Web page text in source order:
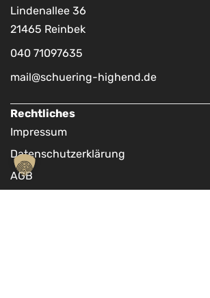
Lindenallee 36
21465 Reinbek
040 71097635
mail@schuering-highend.de
Rechtliches
Impressum
Datenschutzerklärung
AGB